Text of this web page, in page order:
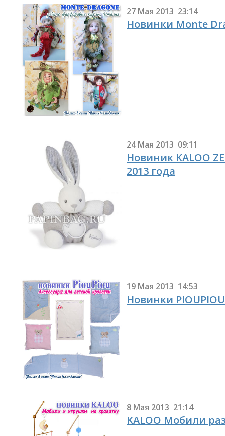
27 Мая 2013 23:14
Новинки Monte
24 Мая 2013 09:11
Новиник KALOO
2013 года
19 Мая 2013 14:53
Новинки
8 Мая 2013 21:14
KALOO Мобили